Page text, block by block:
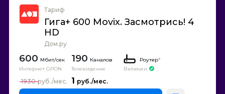
Тариф
Гига+ 600 Movix. Засмотрись! 4
HD
Дом.ру
600
Интернет GPON
190 Каналов
Телевидение
Роутер*
Включен
1
1930